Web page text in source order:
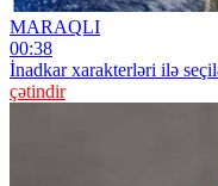
MARAQLI
00:38
İnadkar xarakterləri ilə
çətindir